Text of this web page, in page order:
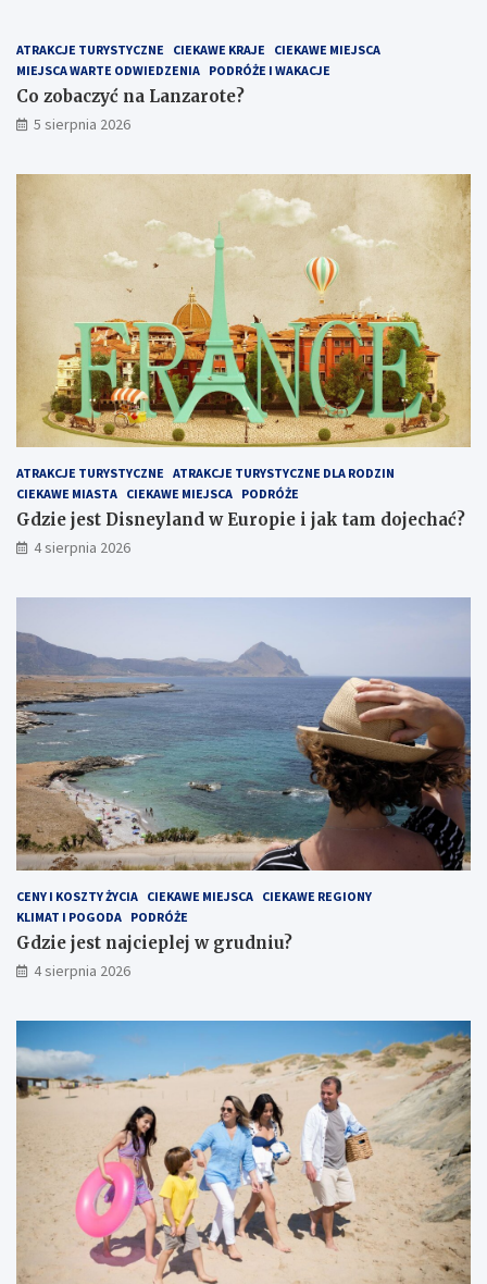
ATRAKCJE TURYSTYCZNE CIEKAWE KRAJE
CIEKAWE MIEJSCA
MIEJSCA WARTE ODWIEDZENIA PODRÓŻE I WAKACJE
Co zobaczyć na Lanzarote?
5 sierpnia 2026
ATRAKCJE TURYSTYCZNE ATRAKCJE TURYSTYCZNE DLA RODZIN
CIEKAWE MIASTA CIEKAWE MIEJSCA PODRÓŻE
Gdzie jest Disneyland w Europie i jak tam dojechać?
4 sierpnia 2026
CENY I KOSZTY ŻYCIA CIEKAWE MIEJSCA CIEKAWE REGIONY
KLIMAT I POGODA PODRÓŻE
Gdzie jest najcieplej w grudniu?
4 sierpnia 2026